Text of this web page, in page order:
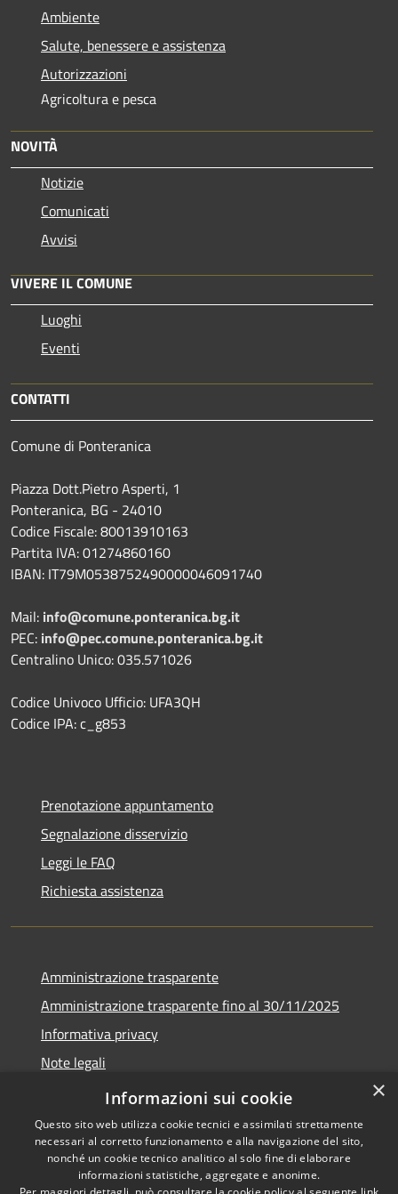
Ambiente
Salute, benessere e assistenza
Autorizzazioni
Agricoltura e pesca
NOVITÀ
Notizie
Comunicati
Avvisi
VIVERE IL COMUNE
Luoghi
Eventi
CONTATTI
Comune di Ponteranica
Piazza Dott.Pietro Asperti, 1
Ponteranica, BG - 24010
Codice Fiscale: 80013910163
Partita IVA: 01274860160
IBAN: IT79M0538752490000046091740
Mail: info@comune.ponteranica.bg.it
PEC: info@pec.comune.ponteranica.bg.it
Centralino Unico: 035.571026
Codice Univoco Ufficio: UFA3QH
Codice IPA: c_g853
Prenotazione appuntamento
Segnalazione disservizio
Leggi le FAQ
Richiesta assistenza
Amministrazione trasparente
Amministrazione trasparente fino al 30/11/2025
Informativa privacy
Note legali
Dichiarazione di accessibilità
Copyright © 2026 • Comune di
×
Informazioni sui cookie
Questo sito web utilizza cookie tecnici e assimilati strettamente
necessari al corretto funzionamento e alla navigazione del sito,
nonché un cookie tecnico analitico al solo fine di elaborare
informazioni statistiche, aggregate e anonime.